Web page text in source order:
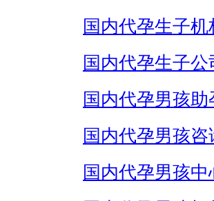
国内代孕生子机
国内代孕生子公
国内代孕男孩助
国内代孕男孩咨
国内代孕男孩中